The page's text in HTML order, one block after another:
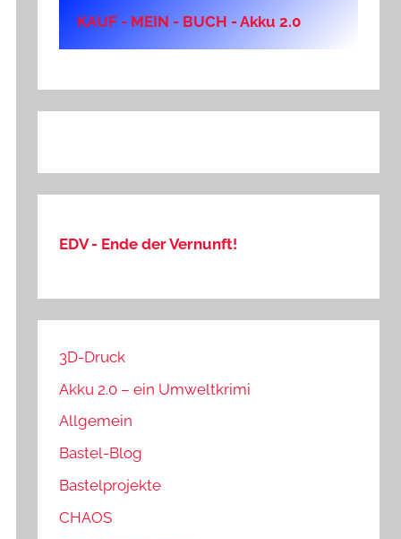
KAUF - MEIN - BUCH - Akku 2.0
EDV - Ende der Vernunft!
3D-Druck
Akku 2.0 – ein Umweltkrimi
Allgemein
Bastel-Blog
Bastelprojekte
CHAOS